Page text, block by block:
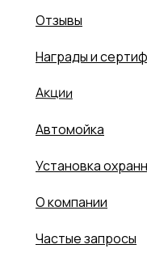
О компании
Частые запросы
Награды и
Отзывы
Акции
Автомойка
Установка